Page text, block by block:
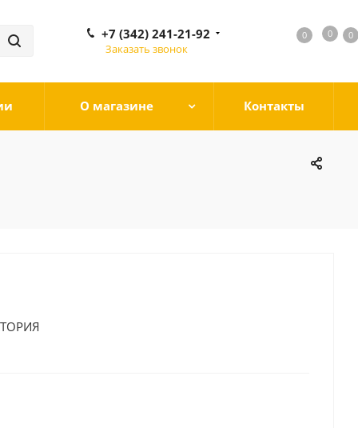
0 0 0
0
+7 (342) 241-21-92
Заказать звонок
О магазине Контакты